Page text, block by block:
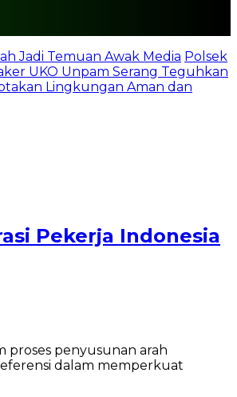
Jadi Temuan Awak Media Polsek
UKO Unpam Serang Teguhkan
Lingkungan Aman dan
Pekerja Indonesia
proses penyusunan arah
dalam memperkuat